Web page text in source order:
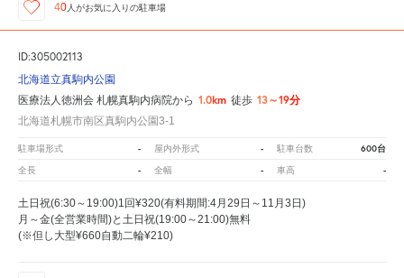
40人がお気に入りの駐車場
ID:305002113
北海道立真駒内公園
医療法人徳洲会 札幌真駒内病院から 1.0km 徒歩 13～19分
北海道札幌市南区真駒内公園3-1
駐車場形式 - 屋内外形式 - 駐車台数 600台
全長 - 全幅 - 車高 -
土日祝(6:30～19:00)1回¥320(有料期間:4月29日～11月3日)
月～金(全営業時間)と土日祝(19:00～21:00)無料
(※但し大型¥660自動二輪¥210)